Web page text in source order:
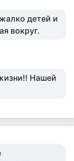
детей и
вокруг.
Нашей